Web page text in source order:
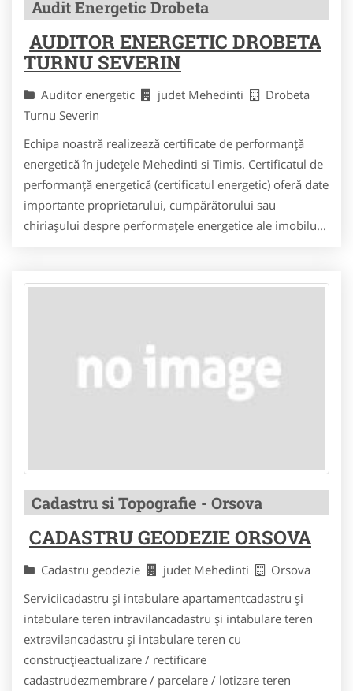
Audit Energetic Drobeta
AUDITOR ENERGETIC DROBETA
TURNU SEVERIN
Auditor energetic judet Mehedinti
Drobeta
Turnu Severin
Echipa noastră realizează certificate de performanță
energetică în județele Mehedinti si Timis. Certificatul de
performanță energetică (certificatul energetic) oferă date
importante proprietarului, cumpărătorului sau
chiriașului despre performațele energetice ale imobilu...
Cadastru si Topografie - Orsova
CADASTRU GEODEZIE ORSOVA
Cadastru geodezie judet Mehedinti
Orsova
Serviciicadastru și intabulare apartamentcadastru și
intabulare teren intravilancadastru și intabulare teren
extravilancadastru și intabulare teren cu
construcțieactualizare / rectificare
cadastrudezmembrare / parcelare / lotizare teren